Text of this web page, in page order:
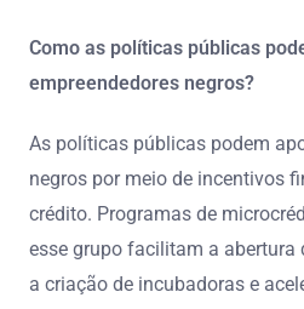
Como as políticas públicas
empreendedores negros?
As políticas públicas podem
negros por meio de incentivos
crédito. Programas de
esse grupo facilitam a abertura
a criação de incubadoras e